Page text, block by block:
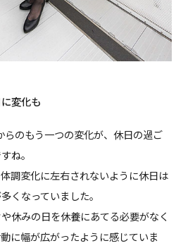
変化も
のもう一つの変化が、休日の過ご
ね。
調変化に左右されないように休日は
くなっていました。
休みの日を休養にあてる必要がなく
に幅が広がったように感じていま